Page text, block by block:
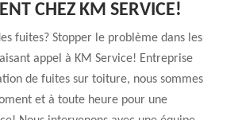
CHEZ KM SERVICE!
fuites? Stopper le problème dans les
appel à KM Service! Entreprise
de fuites sur toiture, nous sommes
et à toute heure pour une